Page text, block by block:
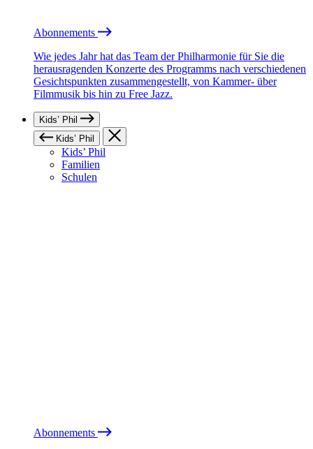
Abonnements
Wie jedes Jahr hat das Team der Philharmonie für Sie die
herausragenden Konzerte des Programms nach verschiedenen
Gesichtspunkten zusammengestellt, von Kammer- über
Filmmusik bis hin zu Free Jazz.
Kids’ Phil
Kids’ Phil
Kids’ Phil
Familien
Schulen
Abonnements